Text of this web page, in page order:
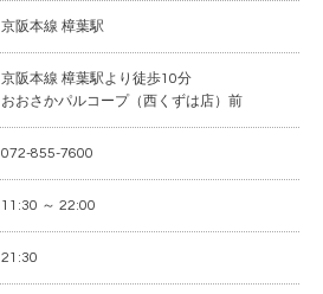
京阪本線 樟葉駅
京阪本線 樟葉駅より徒歩10分
おおさかパルコープ（西くずは店）前
072-855-7600
11:30 ～ 22:00
21:30